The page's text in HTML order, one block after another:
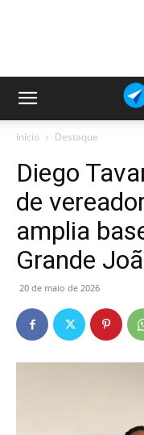
Início Destaque
Diego
de
amplia
Grande
20 de maio de 2026